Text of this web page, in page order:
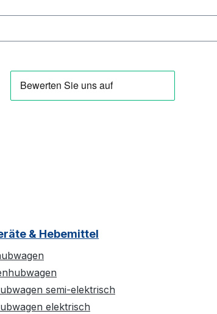
& Hebemittel
semi-elektrisch
elektrisch